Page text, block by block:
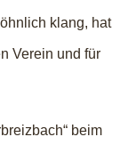
klang, hat
Verein und für
beim